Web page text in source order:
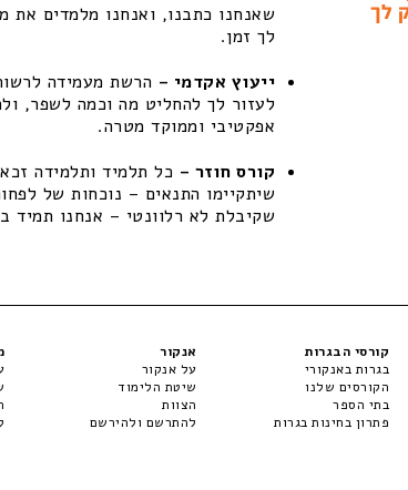
לך
שאנחנו כתבנו, ואנחנו מלמדים את
לך זמן.
ייעוץ אקדמי – הרשת מעמידה
לעזור לך להחליט מה וכמה לשפר,
אפקטיבי וממוקד מטרה.
קורס חוזר – כל תלמיד ותלמידה
שקיבלת לא רלוונטי – אנחנו תמיד
קורסי הבגרות
בגרות באנקורי
הקורסים שלנו
בתי הספר
פתרון בחינות בגרות
אנקור
על אנקור
שיטת הלימוד
הצוות
להתרשם ולהירשם